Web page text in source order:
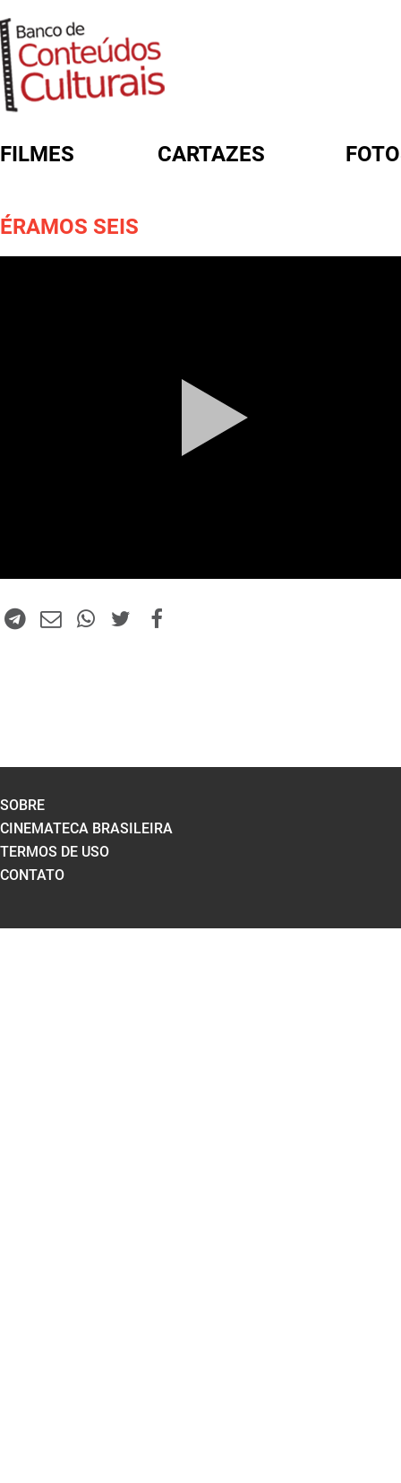
FILMES CARTAZES
ÉRAMOS SEIS
SOBRE
CINEMATECA BRASILEIRA
TERMOS DE USO
CONTATO